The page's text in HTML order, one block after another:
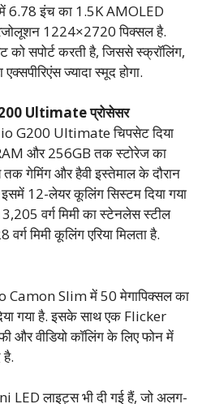
6.78 इंच का 1.5K AMOLED
1224×2720 पिक्सल है.
सपोर्ट करती है, जिससे स्क्रॉलिंग,
ज्यादा स्मूद होगा.
Ultimate प्रोसेसर
G200 Ultimate चिपसेट दिया
और 256GB तक स्टोरेज का
गेमिंग और हैवी इस्तेमाल के दौरान
12-लेयर कूलिंग सिस्टम दिया गया
वर्ग मिमी का स्टेनलेस स्टील
मिमी कूलिंग एरिया मिलता है.
Camon Slim में 50 मेगापिक्सल का
गया है. इसके साथ एक Flicker
और वीडियो कॉलिंग के लिए फोन में
LED लाइट्स भी दी गई हैं, जो अलग-